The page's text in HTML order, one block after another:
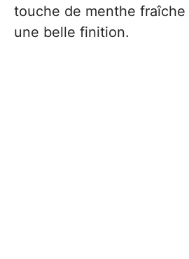
touche de menthe
une belle finition.